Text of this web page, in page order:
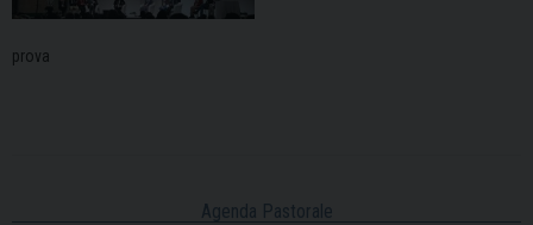
prova
Agenda Pastorale